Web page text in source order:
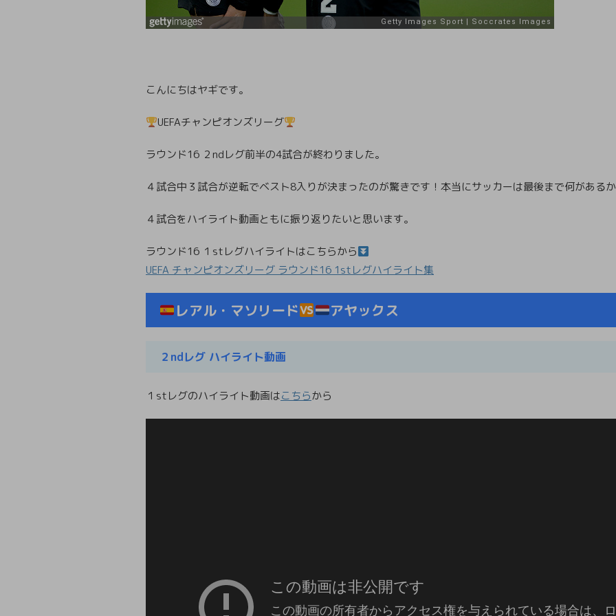
こんにちはヤギです。
UEFAチャンピオンズリーグ
ラウンド16 ２ndレグ前半の4試合が終わりました。
４試合中３試合が逆転でベスト8入りが決まったのが驚きです！本当にサッカーは最後まで何がある
４試合をハイライト動画ともに振り返りたいと思います。
ラウンド16 １stレグハイライトはこちらから
UEFA チャンピオンズリーグ ラウンド16 1stレグハイライト集
レアル・マソリード アヤックス
２ndレグ ハイライト動画
１stレグのハイライト動画はこちらから